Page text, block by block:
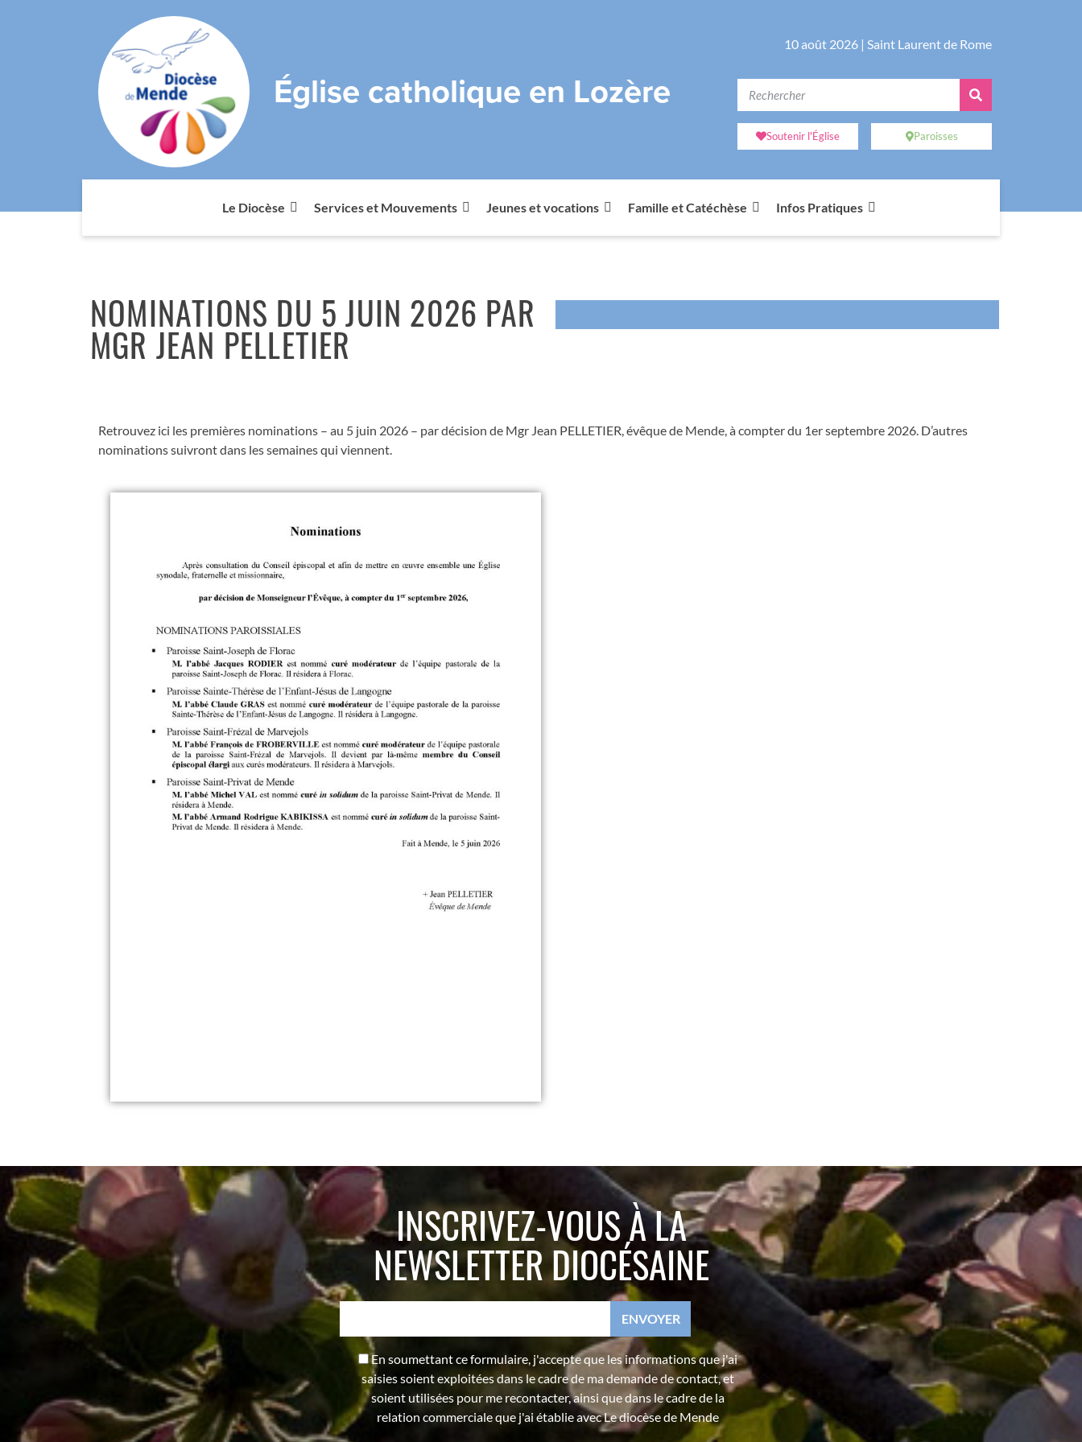
Église catholique en Lozère
10 août 2026 | Saint Laurent de Rome
Soutenir l'Église Paroisses
Le Diocèse Services et Mouvements Jeunes et vocations Famille et Catéchèse Infos Pratiques
NOMINATIONS DU 5 JUIN 2026 PAR
MGR JEAN PELLETIER
Retrouvez ici les premières nominations – au 5 juin 2026 – par décision de Mgr Jean PELLETIER, évêque de Mende, à compter du 1er septembre 2026. D’autres
nominations suivront dans les semaines qui viennent.
INSCRIVEZ-VOUS À LA
NEWSLETTER DIOCÉSAINE
En soumettant ce formulaire, j'accepte que les informations que j'ai
saisies soient exploitées dans le cadre de ma demande de contact, et
soient utilisées pour me recontacter, ainsi que dans le cadre de la
relation commerciale que j'ai établie avec Le diocèse de Mende